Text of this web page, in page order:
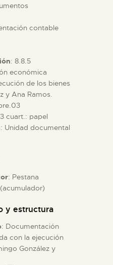
contable
: 8.8.5
económica
de los bienes
y Ana Ramos.
cuart.: papel
: Unidad documental
: Pestana
y estructura
: Documentación
con la ejecución
González y